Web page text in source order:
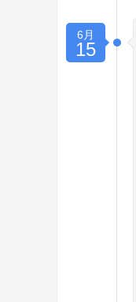
6月
15